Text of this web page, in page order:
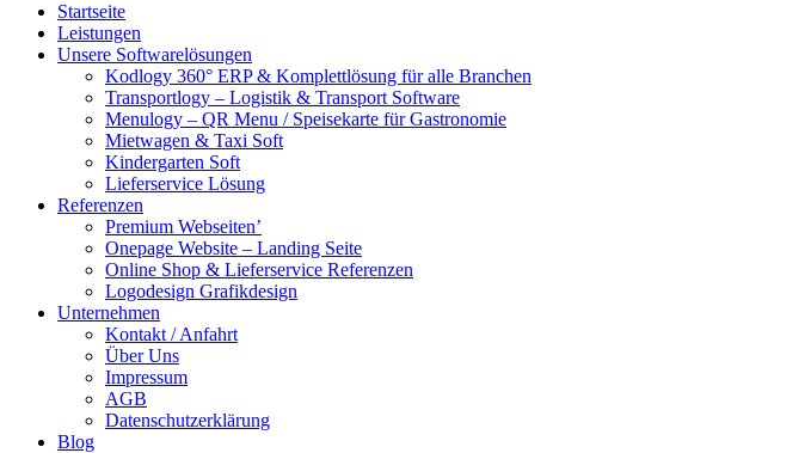
Startseite
Leistungen
Unsere Softwarelösungen
Kodlogy 360° ERP & Komplettlösung für alle Branchen
Transportlogy – Logistik & Transport Software
Menulogy – QR Menu / Speisekarte für Gastronomie
Mietwagen & Taxi Soft
Kindergarten Soft
Lieferservice Lösung
Referenzen
Premium Webseiten’
Onepage Website – Landing Seite
Online Shop & Lieferservice Referenzen
Logodesign Grafikdesign
Unternehmen
Kontakt / Anfahrt
Über Uns
Impressum
AGB
Datenschutzerklärung
Blog